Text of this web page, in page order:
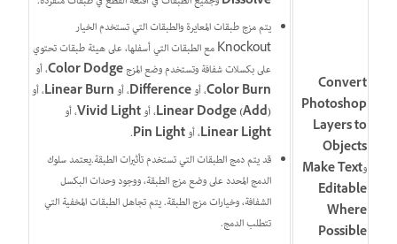
Convert
Photoshop
Layers to
Objects
وMake Text
Editable
Where
Possible
يتم مزج طبقات المعايرة والطبقات التي تستخدم الخيار
Knockout مع الطبقات التي أسفلها، على هيئة طبقات تحتوي
على بكسلات شفافة وتستخدم وضع المزجColor Dodge، أو
Color Burn، أوDifference، أوLinear Burn، أو
Linear Dodge (Add)، أوVivid Light، أو
Linear Light، أوPin Light
.
قد يتم دمج الطبقات التي تستخدم تأثيرات الطبقة.يعتمد سلوك
الدمج المحدد على وضع مزج الطبقة، ووجود وحدات البكسل
الشفافة، وخيارات مزج الطبقة. يتم تجاهل الطبقات المخفية التي
تتطلب الدمج.